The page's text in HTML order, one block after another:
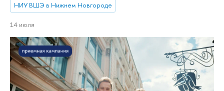
НИУ ВШЭ в Нижнем Новгороде
14 июля